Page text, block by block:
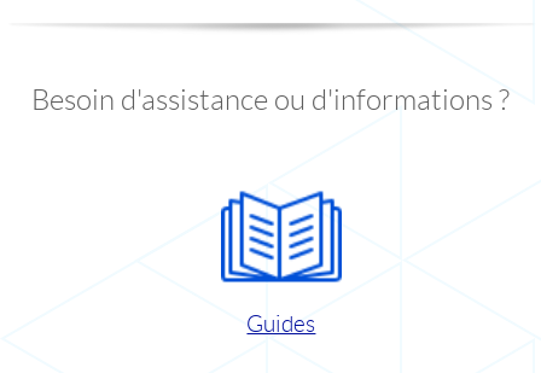
Besoin d'assistance ou d'informations ?
Guides